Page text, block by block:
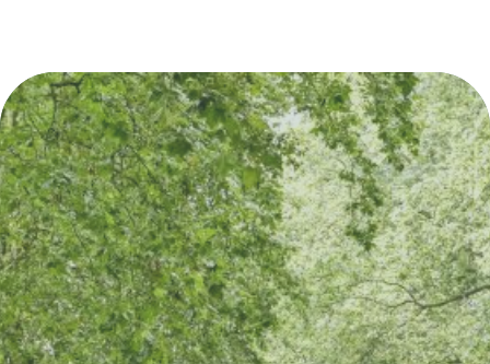
Découvrez également